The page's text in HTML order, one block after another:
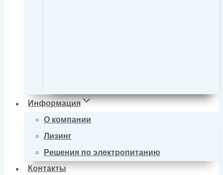
Информация
О компании
Лизинг
Решения по электропитанию
Контакты